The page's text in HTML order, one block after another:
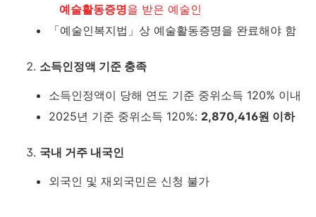
예술활동증명을 받은 예술인
「예술인복지법」상 예술활동증명을 완료해야 함
소득인정액 기준 충족
소득인정액이 당해 연도 기준 중위소득 120% 이내
2025년 기준 중위소득 120%: 2,870,416원 이하
국내 거주 내국인
외국인 및 재외국민은 신청 불가